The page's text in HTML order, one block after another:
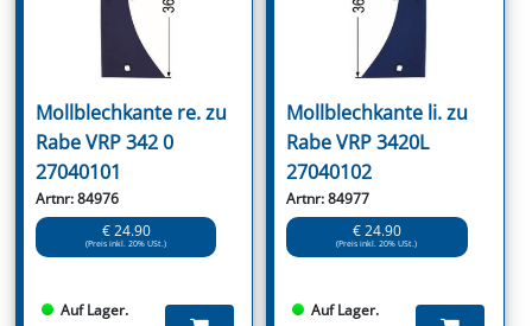
Mollblechkante re. zu
Rabe VRP 342 0
27040101
Artnr: 84976
€ 24.90
(Preis inkl. 20% USt.)
Auf Lager.
Mollblechkante li. zu
Rabe VRP 3420L
27040102
Artnr: 84977
€ 24.90
(Preis inkl. 20% USt.)
Auf Lager.